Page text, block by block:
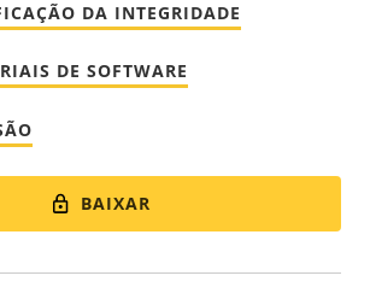
DA INTEGRIDADE
DE SOFTWARE
BAIXAR